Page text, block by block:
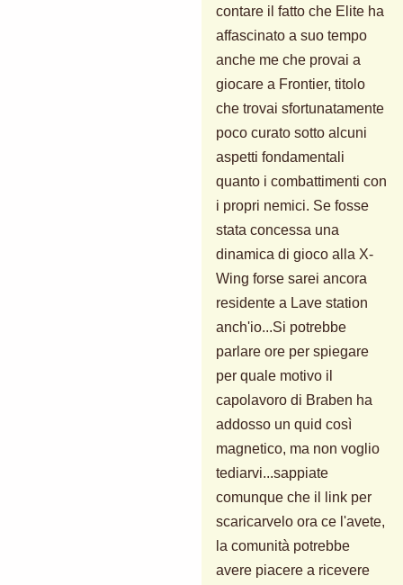
contare il fatto che Elite ha
affascinato a suo tempo
anche me che provai a
giocare a Frontier, titolo
che trovai sfortunatamente
poco curato sotto alcuni
aspetti fondamentali
quanto i combattimenti con
i propri nemici. Se fosse
stata concessa una
dinamica di gioco alla X-
Wing forse sarei ancora
residente a Lave station
anch'io...Si potrebbe
parlare ore per spiegare
per quale motivo il
capolavoro di Braben ha
addosso un quid così
magnetico, ma non voglio
tediarvi...sappiate
comunque che il link per
scaricarvelo ora ce l'avete,
la comunità potrebbe
avere piacere a ricevere